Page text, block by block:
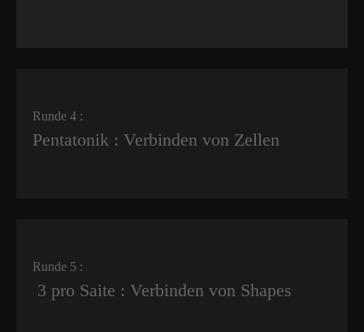
Runde 4 :
Pentatonik : Verbinden von Zellen
Runde 5 :
3 pro Saite : Verbinden von Shapes